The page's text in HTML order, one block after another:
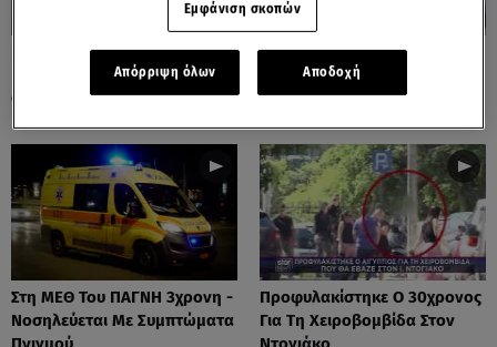
Πόρτο Ράφτη: Bίντεο
Ντοκουμέντο Από Το
Θανατηφόρο Τροχαίο
Πάρος: Τα Διάσπαρτα Φυτίλια
Στο Νησί - Αυτοσχέδιες
Χωματερές
Στη ΜΕΘ Του ΠΑΓΝΗ 3χρονη -
Νοσηλεύεται Με Συμπτώματα
Προφυλακίστηκε Ο 30χρονος
Για Τη Χειροβομβίδα Στον
Εμφάνιση σκοπών
Απόρριψη όλων Αποδοχή